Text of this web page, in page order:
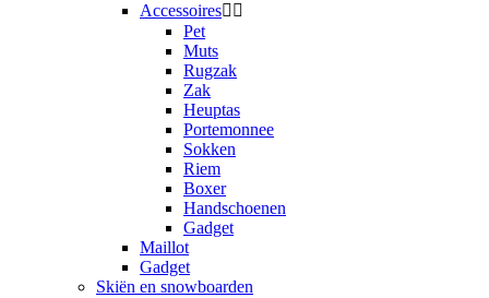
Accessoires 
Pet
Muts
Rugzak
Zak
Heuptas
Portemonnee
Sokken
Riem
Boxer
Handschoenen
Gadget
Maillot
Gadget
Skiën en snowboarden